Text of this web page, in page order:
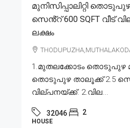
മുനിസിപ്പാലിറ്റി
സെൻ്റ് 600 SQFT വീട്
ലക്ഷം
1.മുതലക്കോടം തൊടുപുഴ
തൊടുപുഴ താലൂക്ക് 2.5
വില്പനയ്ക്ക്. 2.വില...
32046 2
HOUSE